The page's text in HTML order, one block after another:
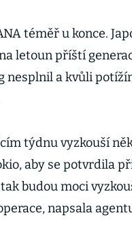
téměř u konce.
letoun příští
nesplnil a kvůli
týdnu vyzkouší
aby se potvrdila
budou moci
napsala